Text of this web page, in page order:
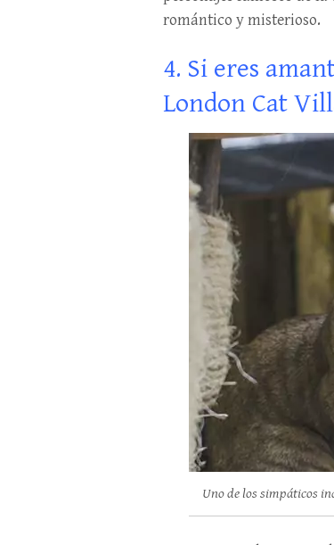
romántico y misterioso.
4. Si eres
London Cat
Uno de los simpáticos